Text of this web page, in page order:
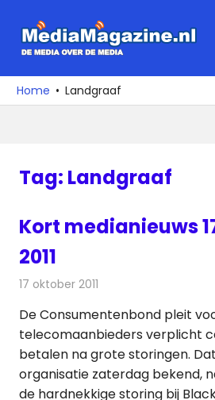
naar
media
over
Home Landgraaf
Tag: Landgraaf
Kort medianieuws
2011
17 oktober 2011
De Consumentenbond pleit
telecomaanbieders verplicht
betalen na grote storingen.
organisatie zaterdag bekend,
de hardnekkige storing bij